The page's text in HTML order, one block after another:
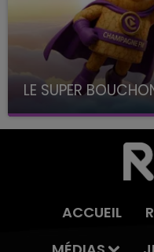
LE SUPER
avec La Famille
ACCUEIL